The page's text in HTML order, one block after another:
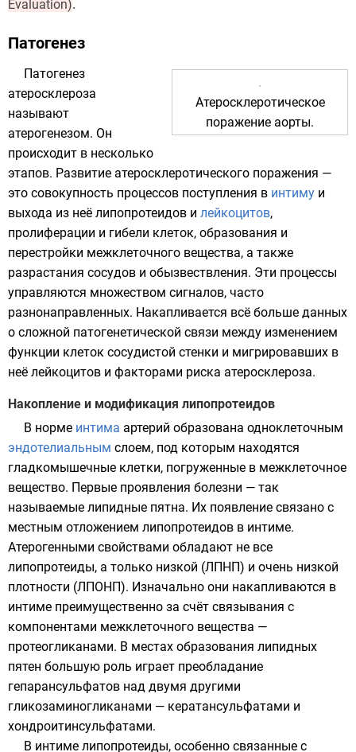
Evaluation).
Патогенез
Атеросклеротическое
поражение аорты.
Патогенез
атеросклероза
называют
атерогенезом. Он
происходит в несколько
этапов. Развитие атеросклеротического поражения —
это совокупность процессов поступления в интиму и
выхода из неё липопротеидов и лейкоцитов,
пролиферации и гибели клеток, образования и
перестройки межклеточного вещества, а также
разрастания сосудов и обызвествления. Эти процессы
управляются множеством сигналов, часто
разнонаправленных. Накапливается всё больше данных
о сложной патогенетической связи между изменением
функции клеток сосудистой стенки и мигрировавших в
неё лейкоцитов и факторами риска атеросклероза.
Накопление и модификация липопротеидов
В норме интима артерий образована одноклеточным
эндотелиальным слоем, под которым находятся
гладкомышечные клетки, погруженные в межклеточное
вещество. Первые проявления болезни — так
называемые липидные пятна. Их появление связано с
местным отложением липопротеидов в интиме.
Атерогенными свойствами обладают не все
липопротеиды, а только низкой (ЛПНП) и очень низкой
плотности (ЛПОНП). Изначально они накапливаются в
интиме преимущественно за счёт связывания с
компонентами межклеточного вещества —
протеогликанами. В местах образования липидных
пятен большую роль играет преобладание
гепарансульфатов над двумя другими
гликозаминогликанами — кератансульфатами и
хондроитинсульфатами.
В интиме липопротеиды, особенно связанные с